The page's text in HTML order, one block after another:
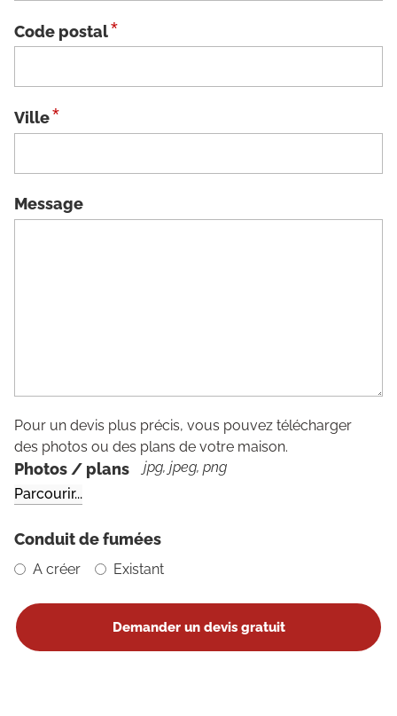
Code postal*
Ville*
Message
Pour un devis plus précis, vous pouvez télécharger
des photos ou des plans de votre maison.
Photos / plans jpg, jpeg, png
Conduit de fumées
A créer Existant